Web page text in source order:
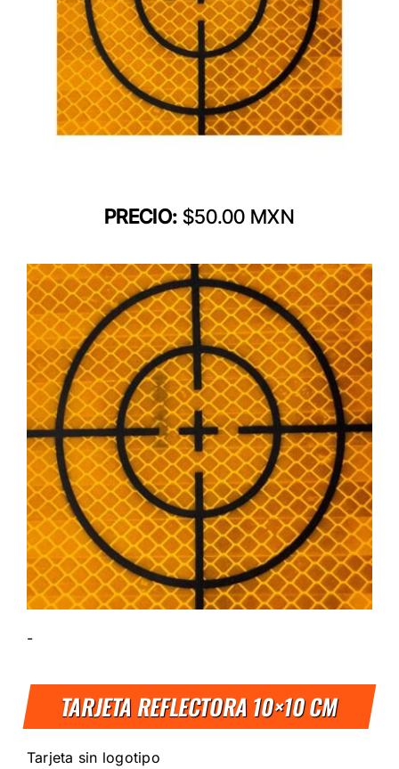
PRECIO: $50.00 MXN
-
TARJETA REFLECTORA 10×10 CM
Tarjeta sin logotipo